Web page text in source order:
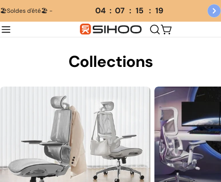
Skip
content
🏖️Soldes d'été🏖️ - 04 07 15 19
Cart
Collections